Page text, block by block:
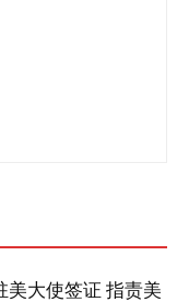
美大使签证 指责美